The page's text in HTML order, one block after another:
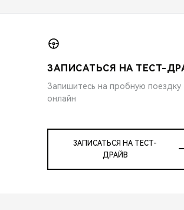
ЗАПИСАТЬСЯ НА ТЕСТ-
Запишитесь на пробную поездку
онлайн
ЗАПИСАТЬСЯ НА ТЕСТ-
ДРАЙВ